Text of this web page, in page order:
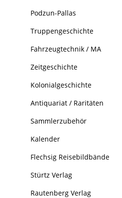
Podzun-Pallas
Truppengeschichte
Fahrzeugtechnik / MA
Zeitgeschichte
Kolonialgeschichte
Antiquariat / Raritäten
Sammlerzubehör
Kalender
Flechsig Reisebildbände
Stürtz Verlag
Rautenberg Verlag